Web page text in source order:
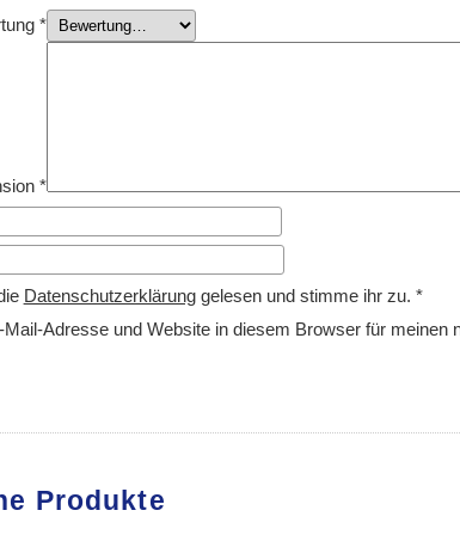
*
*
Datenschutzerklärunggelesen und stimme ihr zu. *
Mail-Adresse und Website in diesem Browser für meinen
Produkte